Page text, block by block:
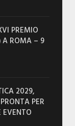
PREMIO
A ROMA – 9
2029,
PER
EVENTO